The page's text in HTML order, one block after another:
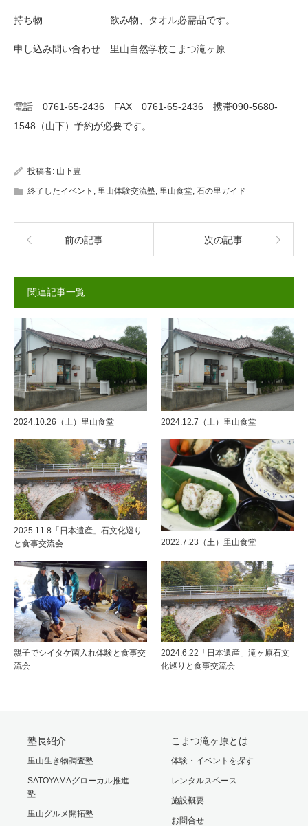
持ち物 飲み物、タオル必需品です。
申し込み問い合わせ 里山自然学校こまつ滝ヶ原
電話 0761-65-2436 FAX 0761-65-2436 携帯090-5680-
1548（山下）予約が必要です。
投稿者: 山下豊
終了したイベント , 里山体験交流塾, 里山食堂, 石の里ガイド
前の記事 次の記事
関連記事一覧
2024.10.26（土）里山食堂 2024.12.7（土）里山食堂
2025.11.8「日本遺産」石文化巡り
と食事交流会
2022.7.23（土）里山食堂
親子でシイタケ菌入れ体験と食事交
流会
2024.6.22「日本遺産」滝ヶ原石文
化巡りと食事交流会
塾長紹介
里山生き物調査塾
SATOYAMAグローカル推進
塾
里山グルメ開拓塾
こまつ滝ヶ原とは
体験・イベントを探す
レンタルスペース
施設概要
お問合せ